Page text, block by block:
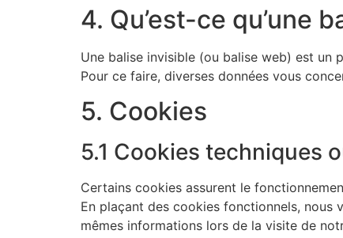
4. Qu’est-ce qu’une
Une balise invisible (ou balise web) est un
Pour ce faire, diverses données vous
5. Cookies
5.1 Cookies techniques
Certains cookies assurent le
En plaçant des cookies fonctionnels, nous
mêmes informations lors de la visite de